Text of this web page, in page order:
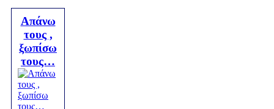
Απάνω
τους ,
ξωπίσω
τους…